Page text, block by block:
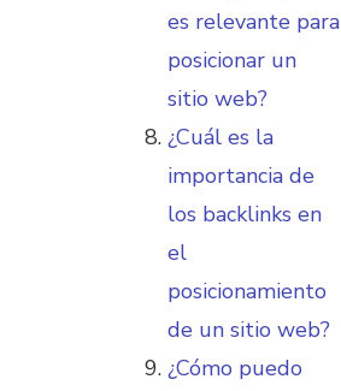
es relevante para
posicionar un
sitio web?
¿Cuál es la
importancia de
los backlinks en
el
posicionamiento
de un sitio web?
¿Cómo puedo